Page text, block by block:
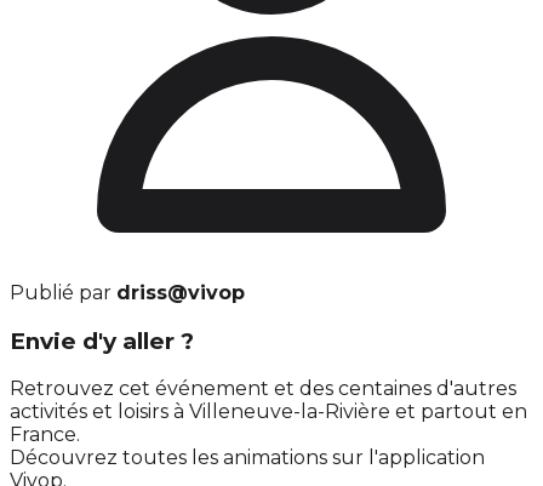
Publié par driss@vivop
Envie d'y aller ?
Retrouvez cet événement et des centaines d'autres
activités et loisirs à Villeneuve-la-Rivière et partout en
France.
Découvrez toutes les animations sur l'application
Vivop.